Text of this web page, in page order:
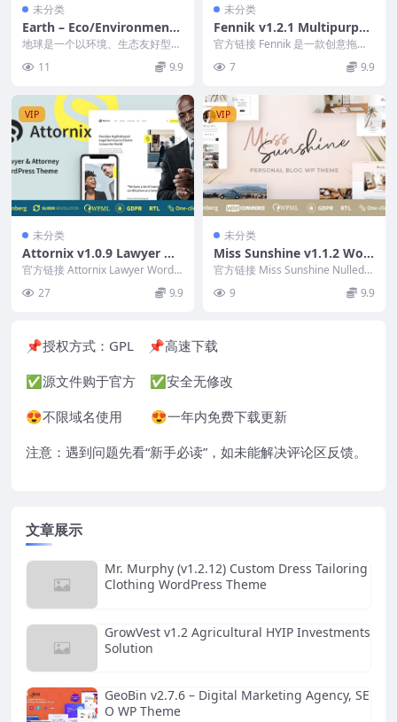
未分类
Earth – Eco/Environmenta
l NonProfit WordPress Th
eme v4.4
地球是一个以环境、生态友好型网
站为理念构建的顶级 WordPress
主题。这是...
11 9.9
未分类
Fennik v1.2.1 Multipurpos
e Creative Theme
官方链接 Fennik 是一款创意拖放
主题，是出于对热情的网络爱好者
的热爱而创建...
7 9.9
VIP
未分类
Attornix v1.0.9 Lawyer W
ordPress Theme
官方链接 Attornix Lawyer WordP
27 9.9
VIP
未分类
Miss Sunshine v1.1.2 Wo
men Lifestyle Blog WordP
ress Theme
官方链接 Miss Sunshine Nulled
是专为创意博主、作品集和时尚...
9 9.9
📌授权方式： GPL 📌高速下载
✅源文件购于官方 ✅安全无修改
😍不限域名使用 😍一年内免费下载更新
注意：遇到问题先看“新手必读”，如未能解决评论区反馈。
文章展示
Mr. Murphy (v1.2.12) Custom Dress Tailoring
Clothing WordPress Theme
GrowVest v1.2 Agricultural HYIP Investments
Solution
GeoBin v2.7.6 – Digital Marketing Agency, SE
O WP Theme